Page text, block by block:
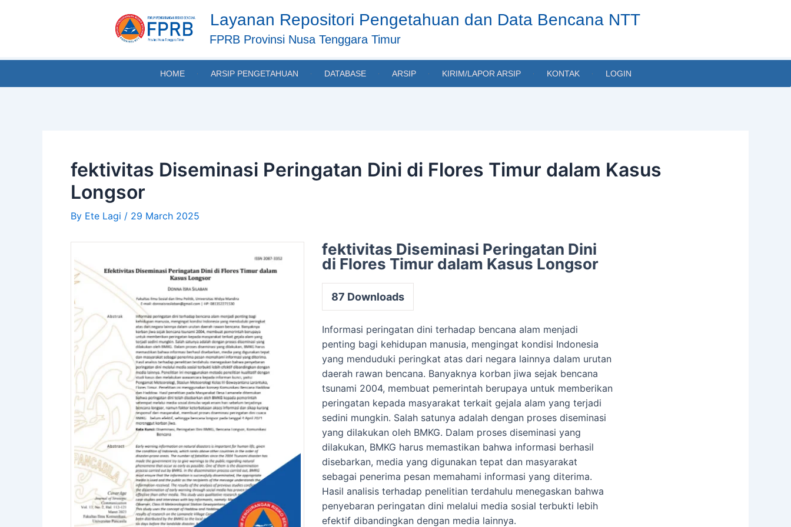
Layanan Repositori Pengetahuan dan Data Bencana NTT
FPRB Provinsi Nusa Tenggara Timur
HOME ARSIP PENGETAHUAN DATABASE ARSIP KIRIM/LAPOR ARSIP KONTAK LOGIN
fektivitas Diseminasi Peringatan Dini di Flores Timur dalam Kasus
Longsor
By Ete Lagi / 29 March 2025
fektivitas Diseminasi Peringatan Dini
di Flores Timur dalam Kasus Longsor
87 Downloads
Informasi peringatan dini terhadap bencana alam menjadi
penting bagi kehidupan manusia, mengingat kondisi Indonesia
yang menduduki peringkat atas dari negara lainnya dalam urutan
daerah rawan bencana. Banyaknya korban jiwa sejak bencana
tsunami 2004, membuat pemerintah berupaya untuk memberikan
peringatan kepada masyarakat terkait gejala alam yang terjadi
sedini mungkin. Salah satunya adalah dengan proses diseminasi
yang dilakukan oleh BMKG. Dalam proses diseminasi yang
dilakukan, BMKG harus memastikan bahwa informasi berhasil
disebarkan, media yang digunakan tepat dan masyarakat
sebagai penerima pesan memahami informasi yang diterima.
Hasil analisis terhadap penelitian terdahulu menegaskan bahwa
penyebaran peringatan dini melalui media sosial terbukti lebih
efektif dibandingkan dengan media lainnya.
navigation